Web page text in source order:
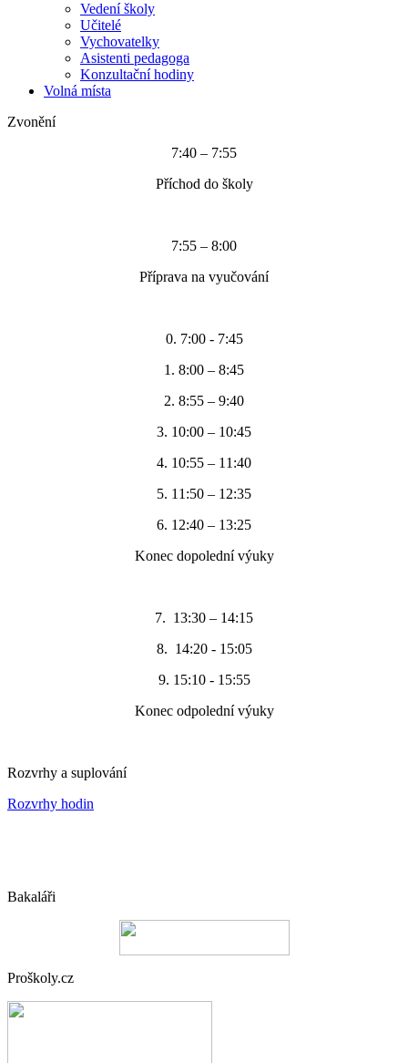
Vedení školy
Učitelé
Vychovatelky
Asistenti pedagoga
Konzultační hodiny
Volná místa
Zvonění
7:40 – 7:55
Příchod do školy
7:55 – 8:00
Příprava na vyučování
0. 7:00 - 7:45
1. 8:00 – 8:45
2. 8:55 – 9:40
3. 10:00 – 10:45
4. 10:55 – 11:40
5. 11:50 – 12:35
6. 12:40 – 13:25
Konec dopolední výuky
7. 13:30 – 14:15
8. 14:20 - 15:05
9. 15:10 - 15:55
Konec odpolední výuky
Rozvrhy a suplování
Rozvrhy hodin
Bakaláři
Proškoly.cz